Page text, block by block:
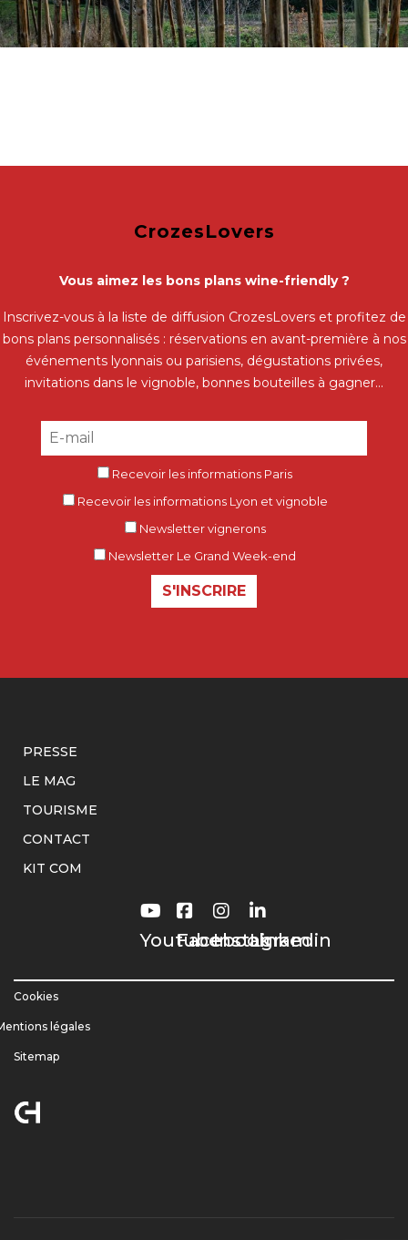
CrozesLovers
Vous aimez les bons plans wine-friendly ?
Inscrivez-vous à la liste de diffusion CrozesLovers et profitez de
bons plans personnalisés : réservations en avant-première à nos
événements lyonnais ou parisiens, dégustations privées,
invitations dans le vignoble, bonnes bouteilles à gagner...
Recevoir les informations Paris
Recevoir les informations Lyon et vignoble
Newsletter vignerons
Newsletter Le Grand Week-end
S'INSCRIRE
PRESSE
LE MAG
TOURISME
CONTACT
KIT COM
Youtube
Facebook
Instagram
Linkedin
Cookies
légales
Sitemap